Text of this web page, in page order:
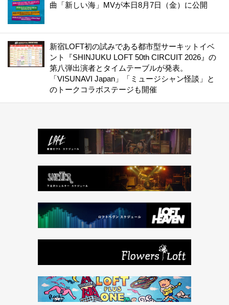
曲「新しい海」MVが本日8月7日（金）に公開
新宿LOFT初の試みである都市型サーキットイベ
ント『SHINJUKU LOFT 50th CIRCUIT 2026』の
第八弾出演者とタイムテーブルが発表。
「VISUNAVI Japan」「ミュージシャン怪談」と
のトークコラボステージも開催